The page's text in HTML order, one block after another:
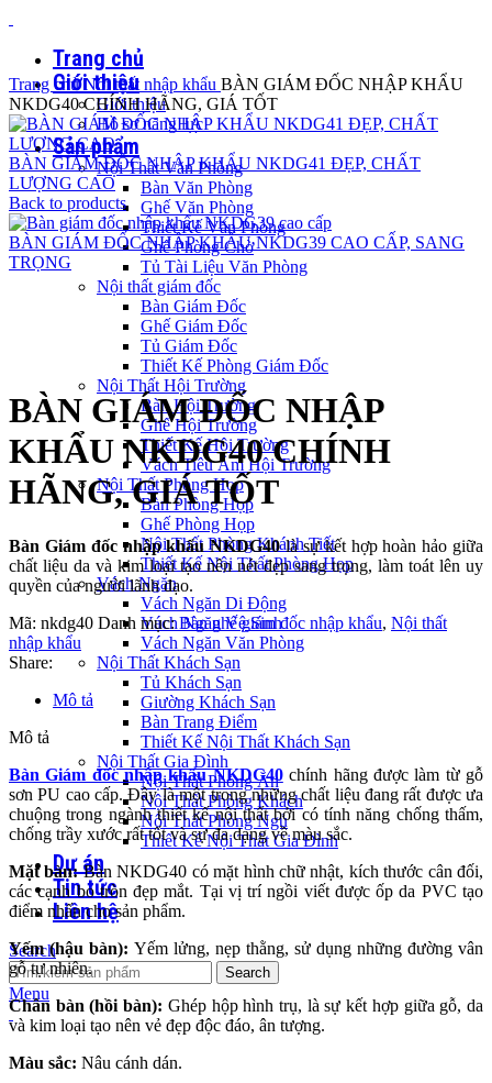
Trang chủ
Giới thiệu
Giới thiệu
Hồ sơ năng lực
Sản phẩm
Nội Thất Văn Phòng
Bàn Văn Phòng
Ghế Văn Phòng
Thiết Kế Văn Phòng
Ghế Phòng Chờ
Tủ Tài Liệu Văn Phòng
Nội thất giám đốc
Bàn Giám Đốc
Ghế Giám Đốc
Tủ Giám Đốc
Thiết Kế Phòng Giám Đốc
Nội Thất Hội Trường
Bàn Hội Trường
Ghế Hội Trường
Thiết Kế Hội Trường
Vách Tiêu Âm Hội Trường
Nội Thất Phòng Họp
Bàn Phòng Họp
Ghế Phòng Họp
Nội Thất Phòng Khánh Tiết
Thiết Kế Nội Thất Phòng Họp
Vách Ngăn
Vách Ngăn Di Động
Vách Ngăn Vệ Sinh
Vách Ngăn Văn Phòng
Nội Thất Khách Sạn
Tủ Khách Sạn
Giường Khách Sạn
Bàn Trang Điểm
Thiết Kế Nội Thất Khách Sạn
Nội Thất Gia Đình
Nội Thất Phòng Ăn
Nội Thất Phòng Khách
Nội Thất Phòng Ngủ
Thiết Kế Nội Thất Gia Đình
Dự án
Tin tức
Liên hệ
Search
Search
Menu
Trang chủNội thất nhập khẩu BÀN GIÁM ĐỐC NHẬP KHẨU
NKDG40 CHÍNH HÃNG, GIÁ TỐT
BÀN GIÁM ĐỐC NHẬP KHẨU NKDG41 ĐẸP, CHẤT
LƯỢNG CAO
Back to products
BÀN GIÁM ĐỐC NHẬP KHẨU NKDG39 CAO CẤP, SANG
TRỌNG
BÀN GIÁM ĐỐC NHẬP
KHẨU NKDG40 CHÍNH
HÃNG, GIÁ TỐT
Bàn Giám đốc nhập khẩu NKDG40là sự kết hợp hoàn hảo giữa
chất liệu da và kim loại tạo nên nét đẹp sang trọng, làm toát lên uy
quyền của người lãnh đạo.
Mã: nkdg40 Danh mục: Bàn ghế giám đốc nhập khẩu, Nội thất
nhập khẩu
Share:
Mô tả
Mô tả
Bàn Giám đốc nhập khẩu NKDG40chính hãng được làm từ gỗ
sơn PU cao cấp. Đây là một trong những chất liệu đang rất được ưa
chuộng trong ngành thiết kế nội thất bởi có tính năng chống thấm,
chống trầy xước rất tốt và sự đa dạng về màu sắc.
Mặt bàn:Bàn NKDG40 có mặt hình chữ nhật, kích thước cân đối,
các cạnh bo tròn đẹp mắt. Tại vị trí ngồi viết được ốp da PVC tạo
điểm nhấn cho sản phẩm.
Yếm (hậu bàn): Yếm lửng, nẹp thằng, sử dụng những đường vân
gỗ tự nhiên.
Chân bàn (hồi bàn): Ghép hộp hình trụ, là sự kết hợp giữa gỗ, da
và kim loại tạo nên vẻ đẹp độc đáo, ân tượng.
Màu sắc: Nâu cánh dán.